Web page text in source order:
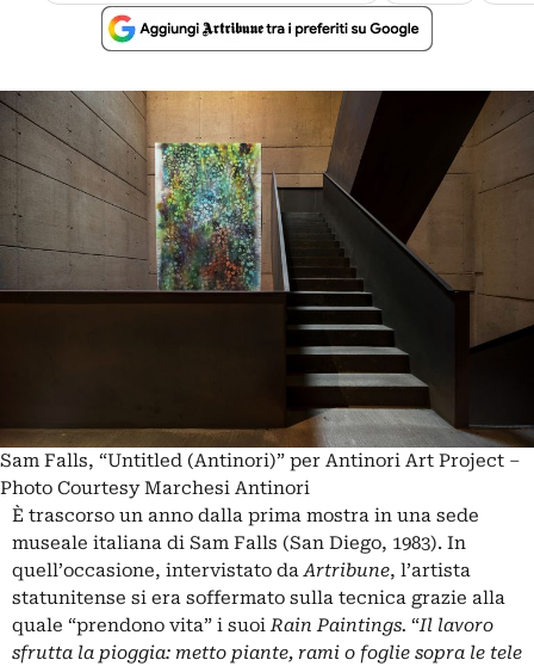
Sam Falls, “Untitled (Antinori)” per Antinori Art Project –
Photo Courtesy Marchesi Antinori
È trascorso un anno dalla prima mostra in una sede
museale italiana di Sam Falls (San Diego, 1983). In
quell’occasione, intervistato daArtribune, l’artista
statunitense si era soffermato sulla tecnica grazie alla
quale “prendono vita” i suoiRain Paintings. “Il lavoro
sfrutta la pioggia: metto piante, rami o foglie sopra le tele